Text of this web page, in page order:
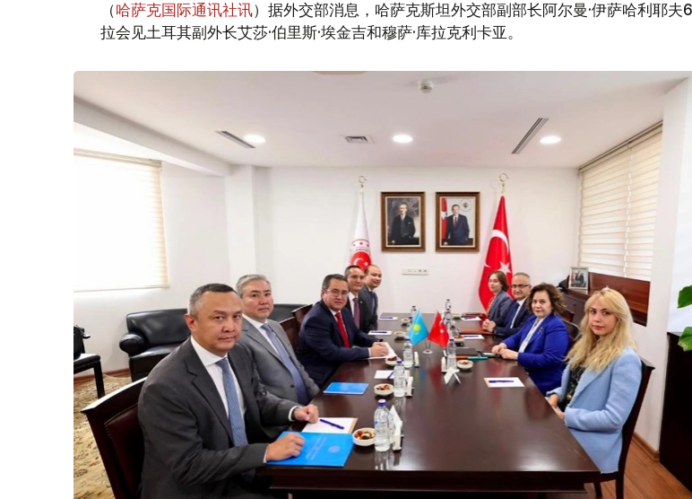
（哈萨克国际通讯社讯）据外交部消息，哈萨克斯坦外交部副部长阿尔曼·伊萨哈利耶夫
拉会见土耳其副外长艾莎·伯里斯·埃金吉和穆萨·库拉克利卡亚。